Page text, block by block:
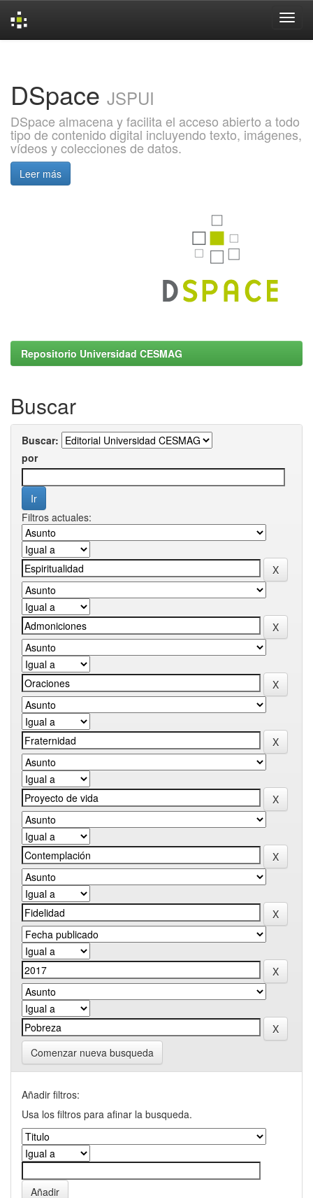
DSpace JSPUI
DSpace almacena y facilita el acceso abierto a todo
tipo de contenido digital incluyendo texto, imágenes,
vídeos y colecciones de datos.
Leer más
Repositorio Universidad CESMAG
Buscar
Buscar:
por
Filtros actuales:
Comenzar nueva busqueda
Añadir filtros:
Usa los filtros para afinar la busqueda.